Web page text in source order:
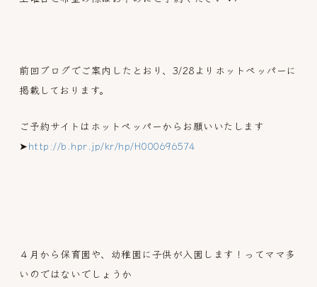
前回ブログでご案内したとおり、3/28よりホットペッパーに
掲載しております。
ご予約サイトはホットペッパーからお願いいたします
➤http://b.hpr.jp/kr/hp/H000696574
４月から保育園や、幼稚園に子供が入園します！ってママ多
いのではないでしょうか